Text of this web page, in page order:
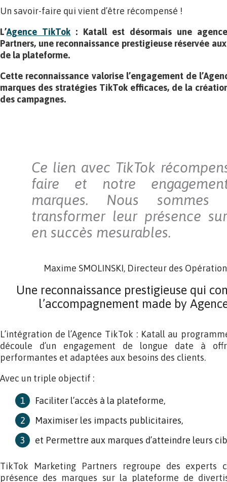
Un savoir-faire qui vient d’être récompensé !
L’Agence TikTok : Katall est désormais une
Partners, une reconnaissance prestigieuse réservée
de la plateforme.
Cette reconnaissance valorise l’engagement de
marques des stratégies TikTok efficaces, de la
des campagnes.
Ce lien avec TikTok
faire et notre
marques. Nous sommes
transformer leur présence
en succès mesurables.
Maxime SMOLINSKI, Directeur des
Une reconnaissance prestigieuse qui
l’accompagnement made by
L’intégration de l’Agence TikTok : Katall au
découle d’un engagement de longue date à
performantes et adaptées aux besoins des clients.
Avec un triple objectif :
Faciliter l’accès à la plateforme,
Maximiser les impacts publicitaires,
et Permettre aux marques d’atteindre leurs
TikTok Marketing Partners regroupe des experts
présence des marques sur la plateforme de